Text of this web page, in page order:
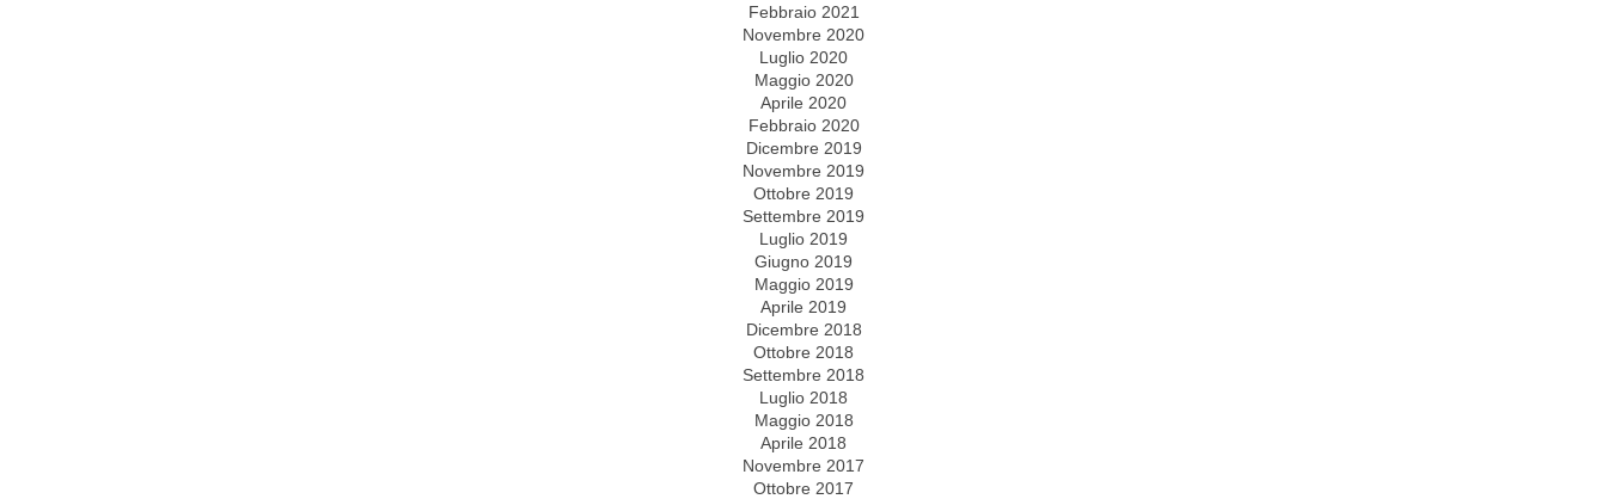
Febbraio 2021
Novembre 2020
Luglio 2020
Maggio 2020
Aprile 2020
Febbraio 2020
Dicembre 2019
Novembre 2019
Ottobre 2019
Settembre 2019
Luglio 2019
Giugno 2019
Maggio 2019
Aprile 2019
Dicembre 2018
Ottobre 2018
Settembre 2018
Luglio 2018
Maggio 2018
Aprile 2018
Novembre 2017
Ottobre 2017